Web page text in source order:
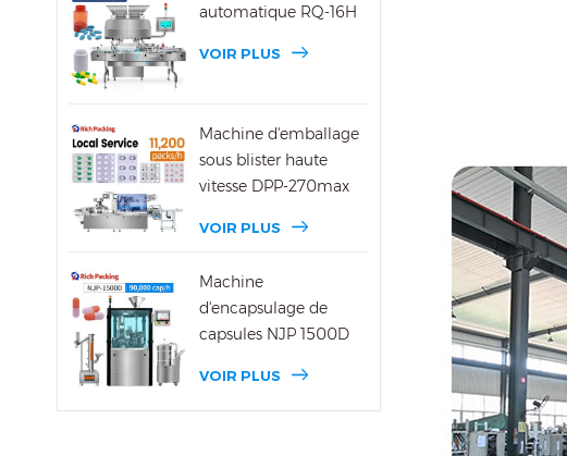
automatique RQ-16H
VOIR PLUS
Machine d'emballage
sous blister haute
vitesse DPP-270max
VOIR PLUS
Machine
d'encapsulage de
capsules NJP 1500D
VOIR PLUS